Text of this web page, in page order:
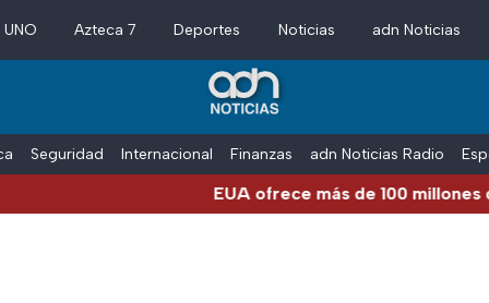
Azteca 7 Deportes Noticias adn Noticias
Seguridad Internacional Finanzas adn Noticias Radio
EUA ofrece más de 100 millones de